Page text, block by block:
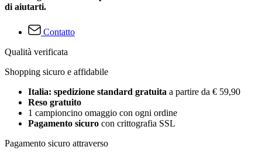
di aiutarti.
Contatto
Qualità verificata
Shopping sicuro e affidabile
Italia: spedizione standard gratuita a partire da € 59,90
Reso gratuito
1 campioncino omaggio con ogni ordine
Pagamento sicuro con crittografia SSL
Pagamento sicuro attraverso